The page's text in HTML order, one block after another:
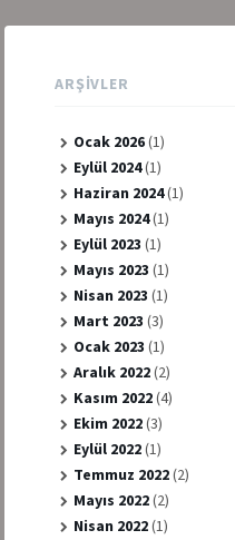
ARŞIVLER
Ocak 2026(1)
Eylül 2024(1)
Haziran 2024(1)
Mayıs 2024(1)
Eylül 2023 (1)
Mayıs 2023 (1)
Nisan 2023 (1)
Mart 2023 (3)
Ocak 2023 (1)
Aralık 2022(2)
Kasım 2022(4)
Ekim 2022(3)
Eylül 2022(1)
Temmuz 2022(2)
Mayıs 2022(2)
Nisan 2022(1)